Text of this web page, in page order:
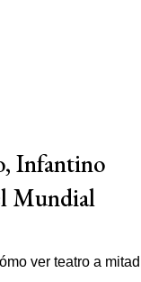
Infantino
Mundial